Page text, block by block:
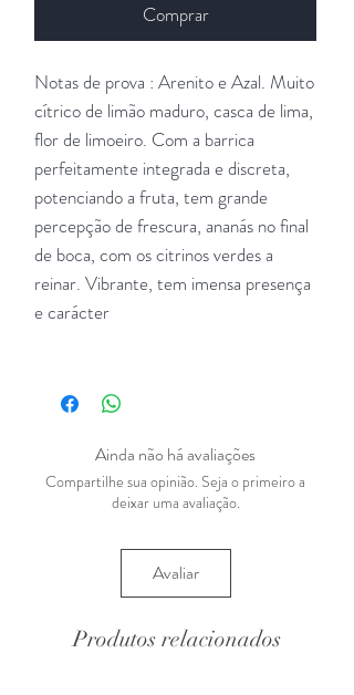
Comprar
Notas de prova : Arenito e Azal. Muito
cítrico de limão maduro, casca de lima,
flor de limoeiro. Com a barrica
perfeitamente integrada e discreta,
potenciando a fruta, tem grande
percepção de frescura, ananás no final
de boca, com os citrinos verdes a
reinar. Vibrante, tem imensa presença
e carácter
Ainda não há avaliações
Compartilhe sua opinião. Seja o primeiro a
deixar uma avaliação.
Avaliar
Produtos relacionados